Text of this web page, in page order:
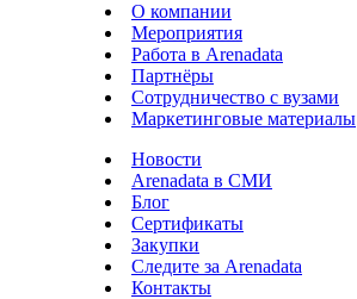
О компании
Мероприятия
Работа в Arenadata
Партнёры
Сотрудничество с вузами
Маркетинговые материалы
Новости
Arenadata в СМИ
Блог
Сертификаты
Закупки
Следите за Аrenadata
Контакты